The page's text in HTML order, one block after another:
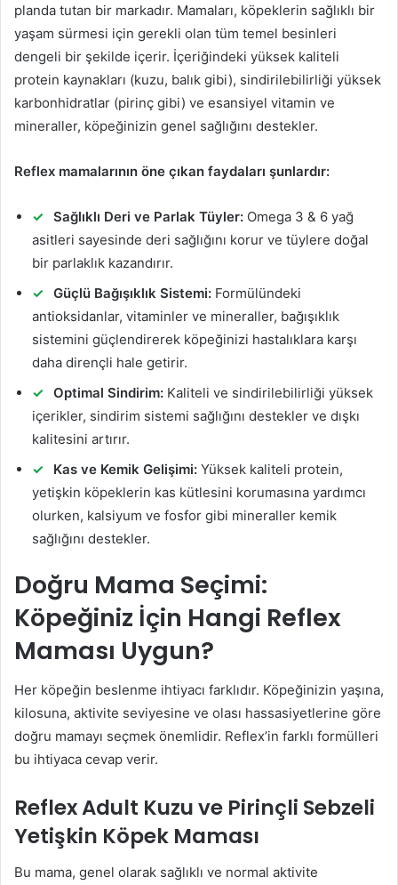
planda tutan bir markadır. Mamaları, köpeklerin sağlıklı bir
yaşam sürmesi için gerekli olan tüm temel besinleri
dengeli bir şekilde içerir. İçeriğindeki yüksek kaliteli
protein kaynakları (kuzu, balık gibi), sindirilebilirliği yüksek
karbonhidratlar (pirinç gibi) ve esansiyel vitamin ve
mineraller, köpeğinizin genel sağlığını destekler.
Reflex mamalarının öne çıkan faydaları şunlardır:
Sağlıklı Deri ve Parlak Tüyler: Omega 3 & 6 yağ
asitleri sayesinde deri sağlığını korur ve tüylere doğal
bir parlaklık kazandırır.
Güçlü Bağışıklık Sistemi: Formülündeki
antioksidanlar, vitaminler ve mineraller, bağışıklık
sistemini güçlendirerek köpeğinizi hastalıklara karşı
daha dirençli hale getirir.
Optimal Sindirim: Kaliteli ve sindirilebilirliği yüksek
içerikler, sindirim sistemi sağlığını destekler ve dışkı
kalitesini artırır.
Kas ve Kemik Gelişimi: Yüksek kaliteli protein,
yetişkin köpeklerin kas kütlesini korumasına yardımcı
olurken, kalsiyum ve fosfor gibi mineraller kemik
sağlığını destekler.
Doğru Mama Seçimi:
Köpeğiniz İçin Hangi Reflex
Maması Uygun?
Her köpeğin beslenme ihtiyacı farklıdır. Köpeğinizin yaşına,
kilosuna, aktivite seviyesine ve olası hassasiyetlerine göre
doğru mamayı seçmek önemlidir. Reflex’in farklı formülleri
bu ihtiyaca cevap verir.
Reflex Adult Kuzu ve Pirinçli Sebzeli
Yetişkin Köpek Maması
Bu mama, genel olarak sağlıklı ve normal aktivite